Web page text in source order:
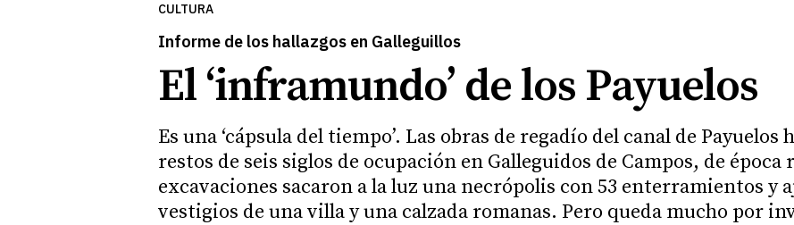
CULTURA
Informe de los hallazgos en Galleguillos
El ‘inframundo’ de los Payuelos
Es una ‘cápsula del tiempo’. Las obras de regadío del canal de
restos de seis siglos de ocupación en Galleguidos de Campos, de época
excavaciones sacaron a la luz una necrópolis con 53 enterramientos y
vestigios de una villa y una calzada romanas. Pero queda mucho por